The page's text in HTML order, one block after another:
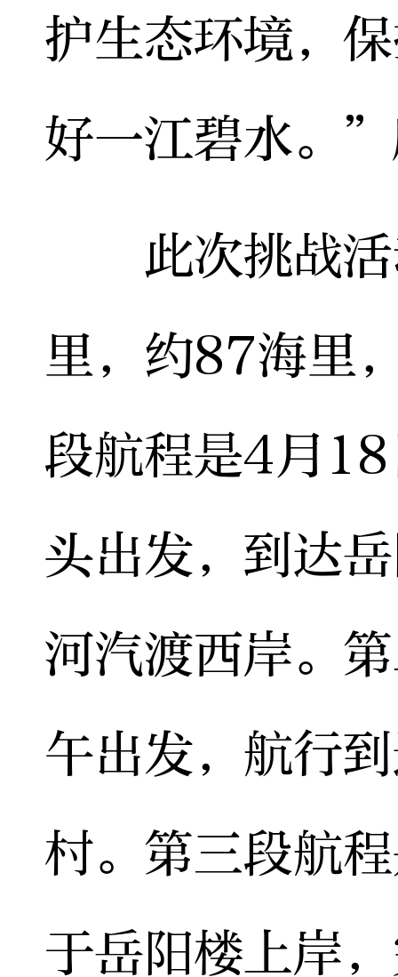
护生态环境，
好一江碧水。
此次挑战活
里，约87海里
段航程是4月
头出发，到达
河汽渡西岸。
午出发，航行
村。第三段航
于岳阳楼上岸